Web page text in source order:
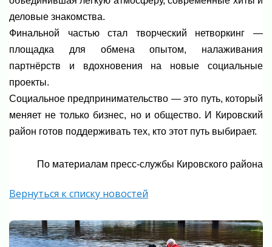
деловые знакомства.
Финальной частью стал творческий нетворкинг —
площадка для обмена опытом, налаживания
партнёрств и вдохновения на новые социальные
проекты.
Социальное предпринимательство — это путь, который
меняет не только бизнес, но и общество. И Кировский
район готов поддерживать тех, кто этот путь выбирает.
По материалам пресс-службы Кировского района
Вернуться к списку новостей